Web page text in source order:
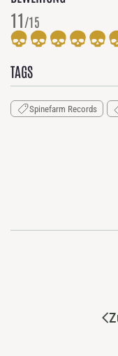
11/15
TAGS
Spinefarm Records